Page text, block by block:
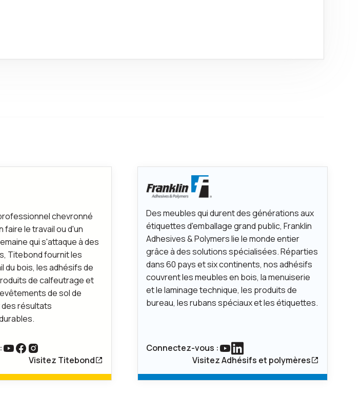
chevronné
faire le travail ou d'un
qui s'attaque à des
Titebond fournit les
du bois, les adhésifs de
de calfeutrage et
de sol de
résultats
lien vers youtube
Lien vers Facebook
Lien vers Instagram
Visitez Titebond
Des meubles qui durent des générations aux
étiquettes d'emballage grand public, Franklin
Adhesives & Polymers lie le monde entier
grâce à des solutions spécialisées. Réparties
dans 60 pays et six continents, nos adhésifs
couvrent les meubles en bois, la menuiserie
et le laminage technique, les produits de
bureau, les rubans spéciaux et les étiquettes.
Connectez-vous : Lien vers youtube
Lien vers Linkedin
Visitez Adhésifs et polymères